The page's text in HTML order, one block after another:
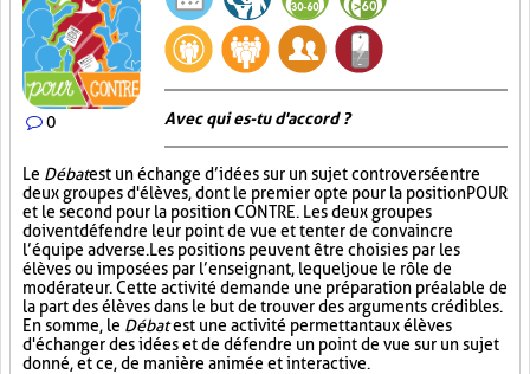
0 Avec qui es-tu d'accord ?
Le Débatest un échange d’idées sur un sujet controversé entre
deux groupes d'élèves, dont le premier opte pour la position POUR
et le second pour la position CONTRE. Les deux groupes
doivent défendre leur point de vue et tenter de convaincre
l’équipe adverse. Les positions peuvent être choisies par les
élèves ou imposées par l’enseignant, lequel joue le rôle de
modérateur. Cette activité demande une préparation préalable de
la part des élèves dans le but de trouver des arguments crédibles.
En somme, le Débatest une activité permettant aux élèves
d'échanger des idées et de défendre un point de vue sur un sujet
donné, et ce, de manière animée et interactive.